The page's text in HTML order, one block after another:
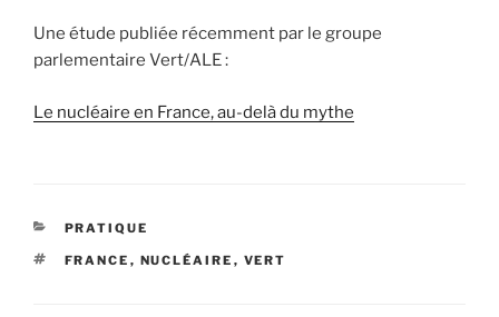
Une étude publiée récemment par le groupe
parlementaire Vert/ALE :
Le nucléaire en France, au-delà du mythe
CATÉGORIES
PRATIQUE
ÉTIQUETTES
FRANCE , NUCLÉAIRE , VERT